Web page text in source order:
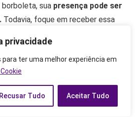
privacidade
ter uma melhor experiência em
Recusar Tudo Aceitar Tudo
sua presença pode ser
Todavia, foque em receber essa
para que você não caia no
que a borboleta simboliza a vida.